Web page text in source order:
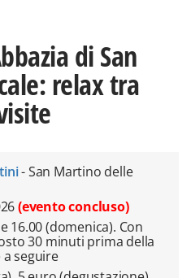
di San
relax tra
- San Martino delle
(evento concluso)
16.00 (domenica). Con
30 minuti prima della
seguire